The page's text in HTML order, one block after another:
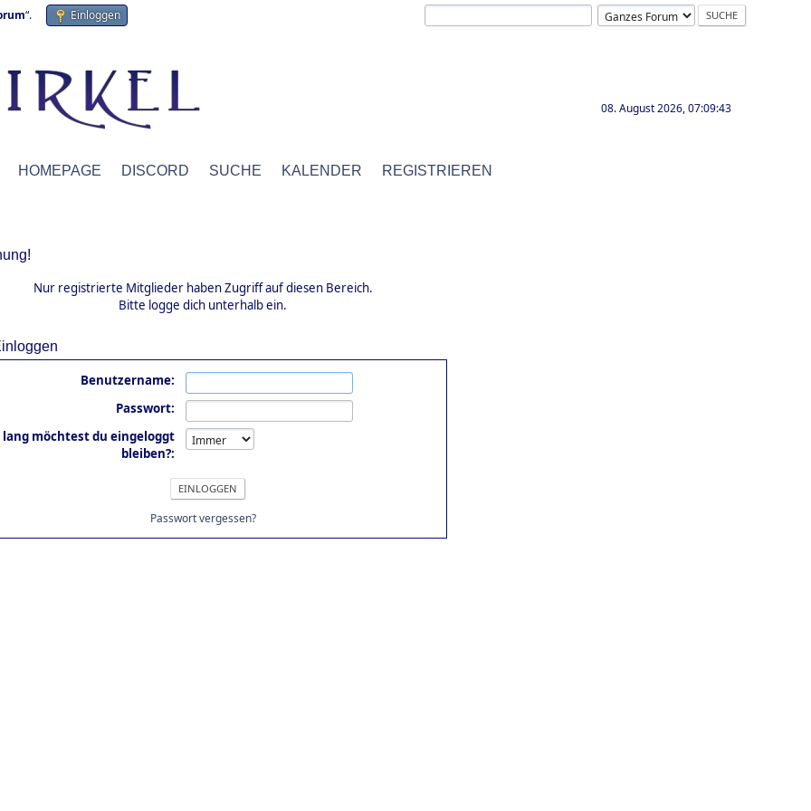
“. Einloggen
08. August 2026, 07:09:43
HOMEPAGE DISCORD SUCHE KALENDER REGISTRIEREN
Nur registrierte Mitglieder haben Zugriff auf diesen Bereich.
Bitte logge dich unterhalb ein.
Benutzername:
Passwort:
lang möchtest du eingeloggt
bleiben?:
Passwort vergessen?